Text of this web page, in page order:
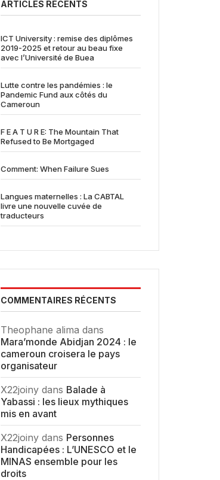
ARTICLES RÉCENTS
ICT University : remise des diplômes
2019-2025 et retour au beau fixe
avec l’Université de Buea
Lutte contre les pandémies : le
Pandemic Fund aux côtés du
Cameroun
F E A T U R E: The Mountain That
Refused to Be Mortgaged
Comment: When Failure Sues
Langues maternelles : La CABTAL
livre une nouvelle cuvée de
traducteurs
COMMENTAIRES RÉCENTS
Theophane alima dans
Mara’monde Abidjan 2024 : le
cameroun croisera le pays
organisateur
X22joiny dans Balade à
Yabassi : les lieux mythiques
mis en avant
X22joiny dans Personnes
Handicapées : L’UNESCO et le
MINAS ensemble pour les
droits